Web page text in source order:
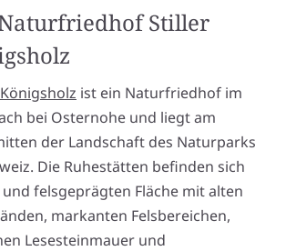
Stiller
ist ein Naturfriedhof im
bei Osternohe und liegt am
der Landschaft des Naturparks
Die Ruhestätten befinden sich
felsgeprägten Fläche mit alten
markanten Felsbereichen,
Lesesteinmauer und